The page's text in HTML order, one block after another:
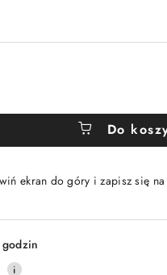
Do
ekran do góry i zapisz się na